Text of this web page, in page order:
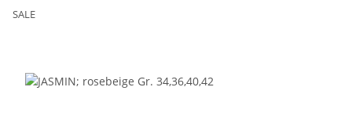
SALE